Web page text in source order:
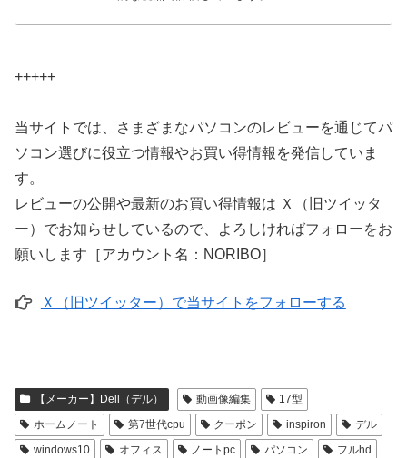
+++++
当サイトでは、さまざまなパソコンのレビューを通じてパ
ソコン選びに役立つ情報やお買い得情報を発信していま
す。
レビューの公開や最新のお買い得情報は Ｘ（旧ツイッタ
ー）でお知らせしているので、よろしければフォローをお
願いします［アカウント名：NORIBO］
Ｘ（旧ツイッター）で当サイトをフォローする
【メーカー】Dell（デル） 動画像編集
17型
ホームノート
第7世代cpu クーポン inspiron
デル
windows10
オフィス ノートpc パソコン フルhd